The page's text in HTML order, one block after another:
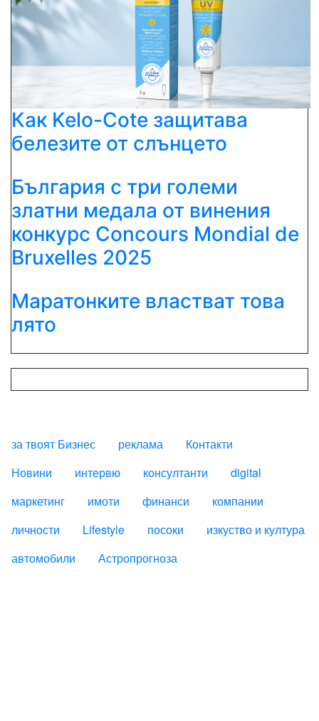
Как Kelo-Cote защитава
белезите от слънцето
България с три големи
златни медала от винения
конкурс Concours Mondial de
Bruxelles 2025
Маратонките властват това
лято
за твоят Бизнес реклама
Контакти
FOOTER_STATII
Новини интервю консултанти
digital
маркетинг
имоти финанси
компании
личности
Lifestyle посоки
изкуство и култура
автомобили
Астропрогноза